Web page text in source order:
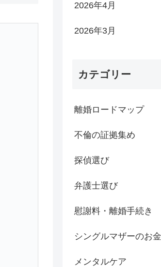
2026年4月
2026年3月
カテゴリー
離婚ロードマップ
不倫の証拠集め
探偵選び
弁護士選び
慰謝料・離婚手続き
シングルマザーのお
メンタルケア